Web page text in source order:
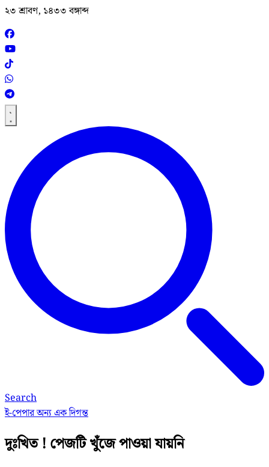
২৩ শ্রাবণ, ১৪৩৩ বঙ্গাব্দ
Search
ই-পেপারঅন্য এক দিগন্ত
দুঃখিত ! পেজটি খুঁজে পাওয়া যায়নি